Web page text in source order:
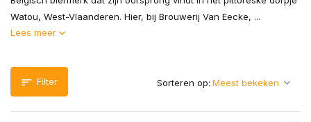
Watou, West-Vlaanderen. Hier, bij Brouwerij Van Eecke, ...
Lees meer
Filter Sorteren op: